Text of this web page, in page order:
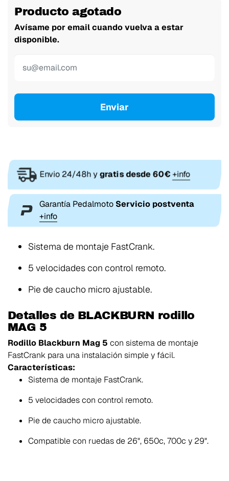
Producto agotado
Avísame por email cuando vuelva a estar
disponible.
Enviar
Envio 24/48h ygratis desde 60€+info
Garantía Pedalmoto Servicio postventa
+info
Sistema de montaje FastCrank.
5 velocidades con control remoto.
Pie de caucho micro ajustable.
Detalles de BLACKBURN rodillo
MAG 5
Rodillo Blackburn Mag 5 con sistema de montaje
FastCrank para una instalación simple y fácil.
Características:
Sistema de montaje FastCrank.
5 velocidades con control remoto.
Pie de caucho micro ajustable.
Compatible con ruedas de 26", 650c, 700c y 29".